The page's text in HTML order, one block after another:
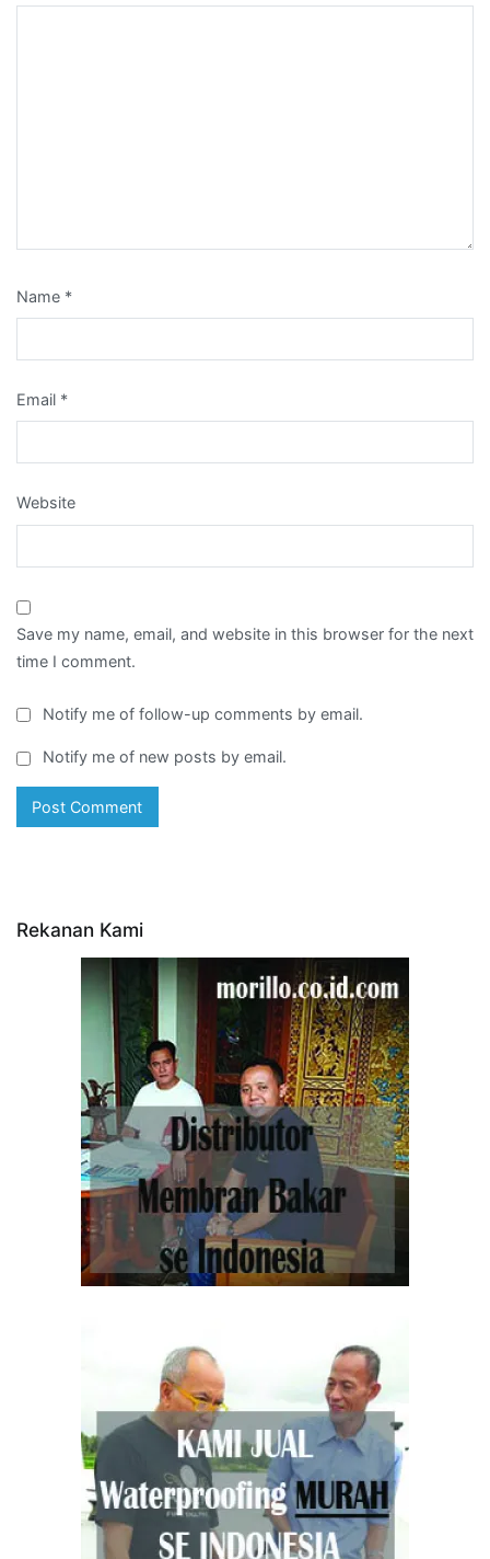
Name *
Email *
Website
Save my name, email, and website in this browser for the next
time I comment.
Notify me of follow-up comments by email.
Notify me of new posts by email.
Rekanan Kami